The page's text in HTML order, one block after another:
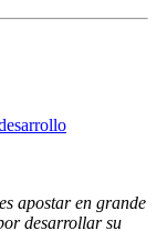
apostar en grande
desarrollar su